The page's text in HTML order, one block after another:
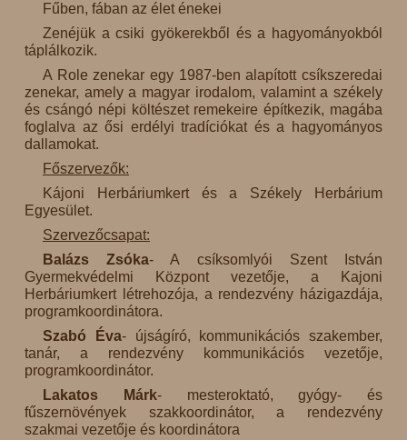
Fűben, fában az élet énekei
Zenéjük a csiki gyökerekből és a hagyományokból
táplálkozik.
A Role zenekar egy 1987-ben alapított csíkszeredai
zenekar, amely a magyar irodalom, valamint a székely
és csángó népi költészet remekeire építkezik, magába
foglalva az ősi erdélyi tradíciókat és a hagyományos
dallamokat.
Főszervezők:
Kájoni Herbáriumkert és a Székely Herbárium
Egyesület.
Szervezőcsapat:
Balázs Zsóka- A csíksomlyói Szent István
Gyermekvédelmi Központ vezetője, a Kajoni
Herbáriumkert létrehozója, a rendezvény házigazdája,
programkoordinátora.
Szabó Éva- újságíró, kommunikációs szakember,
tanár, a rendezvény kommunikációs vezetője,
programkoordinátor.
Lakatos Márk- mesteroktató, gyógy- és
fűszernövények szakkoordinátor, a rendezvény
szakmai vezetője és koordinátora